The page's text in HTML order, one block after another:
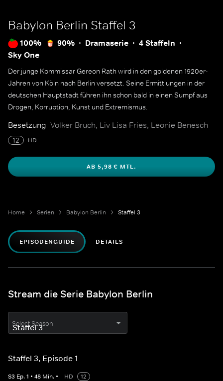
Babylon Berlin Staffel 3
100% 90% Dramaserie
4 Staffeln
Sky One
Der junge Kommissar Gereon Rath wird in den goldenen 1920er-
Jahren von Köln nach Berlin versetzt. Seine Ermittlungen in der
deutschen Hauptstadt führen ihn schon bald in einen Sumpf aus
Drogen, Korruption, Kunst und Extremismus.
Besetzung Volker Bruch, Liv Lisa Fries, Leonie Benesch
12 HD
AB 5,98 € MTL.
Home Serien Babylon Berlin Staffel 3
EPISODENGUIDE DETAILS
Stream die Serie Babylon Berlin
Select Season
Staffel 3, Episode 1
S3 Ep.1 • 48 Min. • HD
12